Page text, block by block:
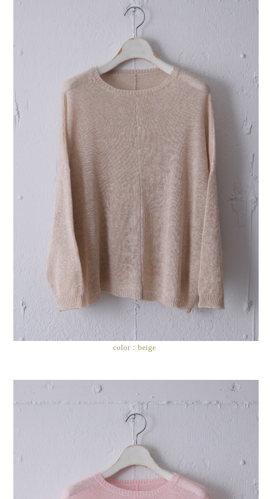
color：beige